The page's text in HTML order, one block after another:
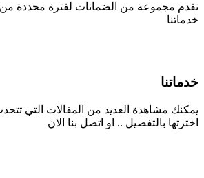
نقدم مجموعة من الضمانات لفترة محددة
خدماتنا
خدماتنا
يمكنك مشاهدة العديد من المقالات التي
اخترتها بالتفصيل .. او اتصل بنا الان